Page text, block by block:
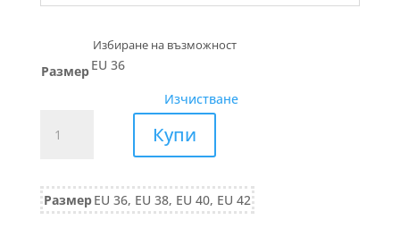
РазмерEU 36
Изчистване
624/25
Купи
РазмерEU 36, EU 38, EU 40, EU 42